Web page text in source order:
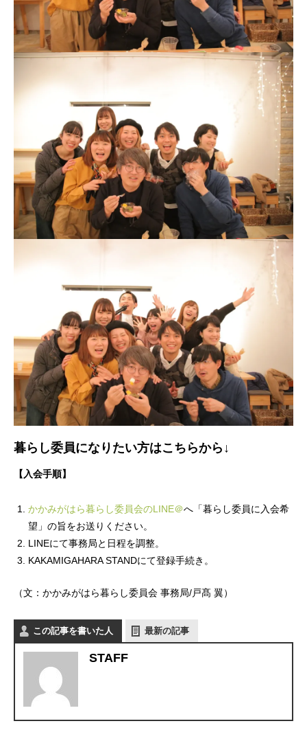
暮らし委員になりたい方はこちらから↓
【入会手順】
かかみがはら暮らし委員会のLINE＠へ「暮らし委員に入会希
望」の旨をお送りください。
LINEにて事務局と日程を調整。
KAKAMIGAHARA STANDにて登録手続き。
（文：かかみがはら暮らし委員会 事務局/戸髙 翼）
この記事を書いた人 最新の記事
STAFF